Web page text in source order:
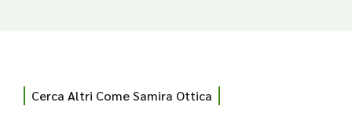
Cerca Altri Come Samira Ottica